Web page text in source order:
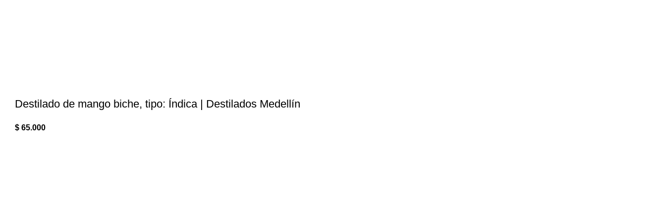
Destilado de mango biche, tipo: Índica | Destilados Medellín
$ 65.000